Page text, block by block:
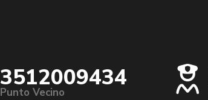
3512009434
Punto Vecino